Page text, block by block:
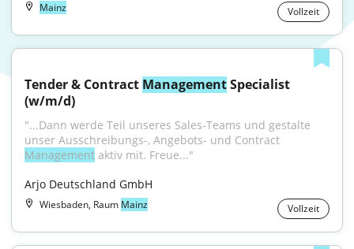
Mainz Vollzeit
Tender & Contract Management Specialist
(w/m/d)
"...Dann werde Teil unseres Sales-Teams und gestalte
Management aktiv mit. Freue..."
Arjo Deutschland GmbH
Wiesbaden, Raum Mainz Vollzeit